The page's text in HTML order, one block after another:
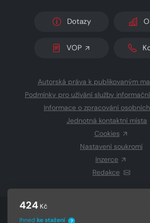
424 Kč
Ihned ke stažení ?
Dotazy
VOP
Autorská práva k publikovaným
Podmínky pro užívání služby
Informace o zpracování
Jednotná kontaktní místa
Cookies
Nastavení soukromí
Inzerce
Redakce
© 2026 Copyright CZECH NEWS